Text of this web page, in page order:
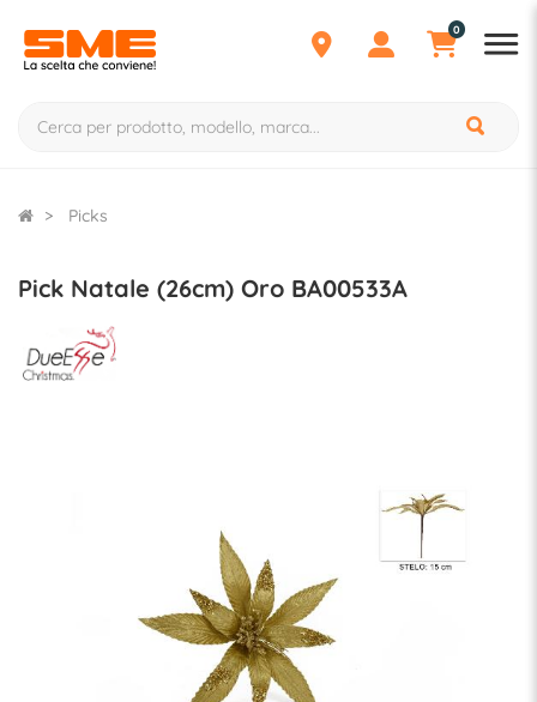
0
Picks
Pick Natale (26cm) Oro BA00533A